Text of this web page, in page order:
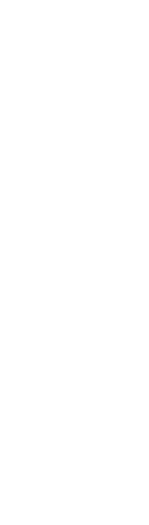
сейчас
техники